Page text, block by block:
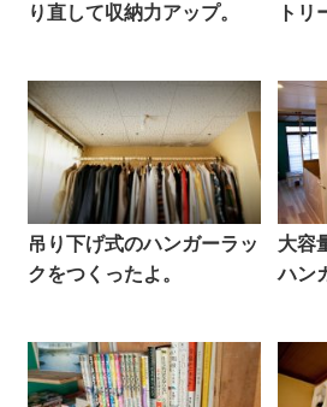
り直して収納力アップ。
トリ
吊り下げ式のハンガーラッ
クをつくったよ。
大容
ハン